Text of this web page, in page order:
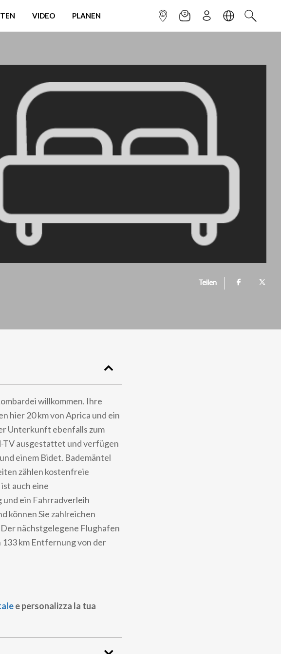
VIDEO PLANEN INFOPUNKTNEWSLETTER
ANMELDENSPRACHESUCHEN
Teilen
willkommen. Ihre
hier 20 km von Aprica und ein
Unterkunft ebenfalls zum
TV ausgestattet und verfügen
einem Bidet. Bademäntel
zählen kostenfreie
auch eine
und ein Fahrradverleih
können Sie zahlreichen
nächstgelegene Flughafen
km Entfernung von der
e personalizza la tua